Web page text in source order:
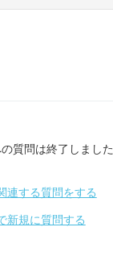
質問は終了しました
連する質問をする
新規に質問する